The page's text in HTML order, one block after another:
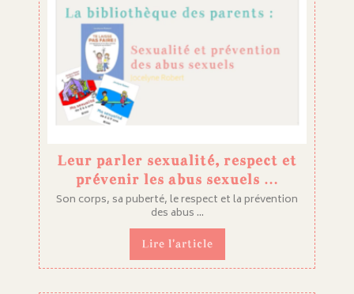
Leur parler sexualité, respect et
prévenir les abus sexuels …
Son corps, sa puberté, le respect et la prévention
des abus ...
Lire l'article